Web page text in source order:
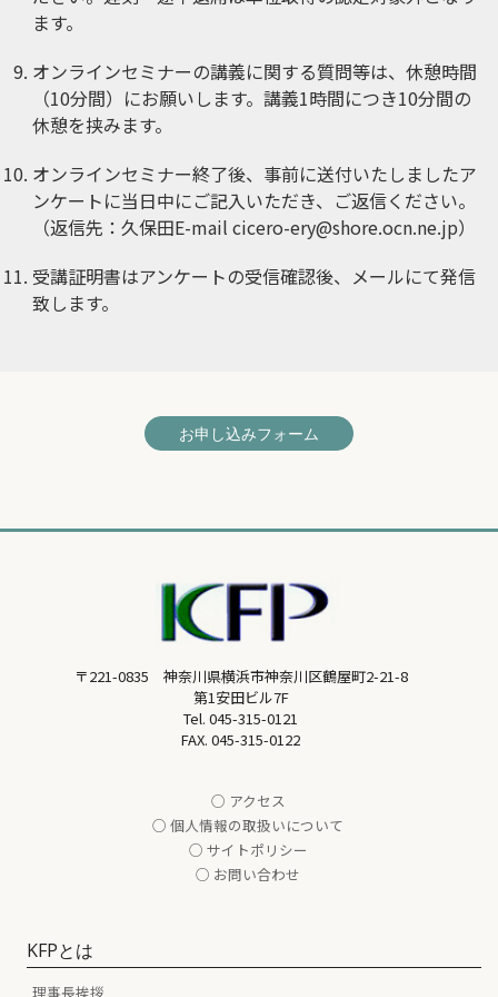
ます。
オンラインセミナーの講義に関する質問等は、休憩時間
（10分間）にお願いします。講義1時間につき10分間の
休憩を挟みます。
オンラインセミナー終了後、事前に送付いたしましたア
ンケートに当日中にご記入いただき、ご返信ください。
（返信先：久保田E-mail cicero-ery@shore.ocn.ne.jp）
受講証明書はアンケートの受信確認後、メールにて発信
致します。
お申し込みフォーム
〒221-0835 神奈川県横浜市神奈川区鶴屋町2-21-8
第1安田ビル7F
Tel. 045-315-0121
FAX. 045-315-0122
○ アクセス
○ 個人情報の取扱いについて
○ サイトポリシー
○ お問い合わせ
KFPとは
理事長挨拶